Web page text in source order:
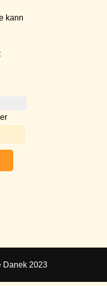
kann
Danek 2023